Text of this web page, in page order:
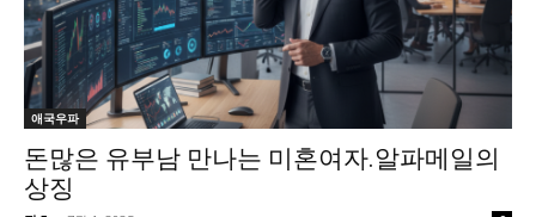
애국우파
돈많은 유부남 만나는 미혼여자.알파메일의
상징